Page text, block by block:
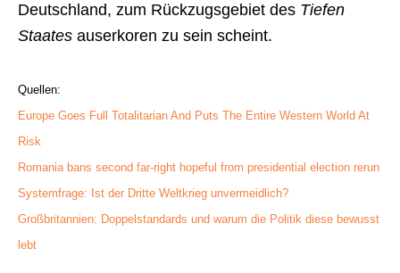
Deutschland, zum Rückzugsgebiet des Tiefen
Staates auserkoren zu sein scheint.
Quellen:
Europe Goes Full Totalitarian And Puts The Entire Western World At
Risk
Romania bans second far-right hopeful from presidential election rerun
Systemfrage: Ist der Dritte Weltkrieg unvermeidlich?
Großbritannien: Doppelstandards und warum die Politik diese bewusst
lebt